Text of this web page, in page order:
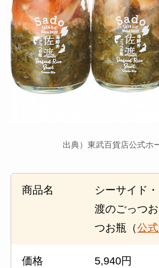
出典）東武百貨店公式ホ
商品名
シーサイド
渡のごっつ
つお瓶（公
価格
5,940円